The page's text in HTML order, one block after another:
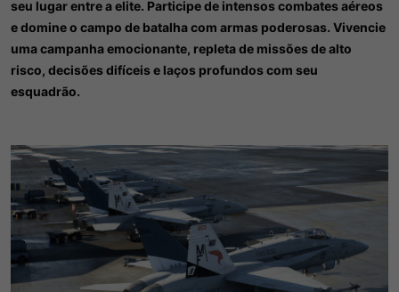
seu lugar entre a elite. Participe de intensos combates aéreos
e domine o campo de batalha com armas poderosas. Vivencie
uma campanha emocionante, repleta de missões de alto
risco, decisões difíceis e laços profundos com seu
esquadrão.